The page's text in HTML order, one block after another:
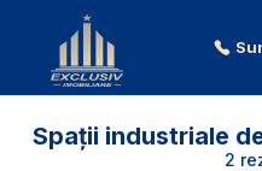
2
Spații industriale